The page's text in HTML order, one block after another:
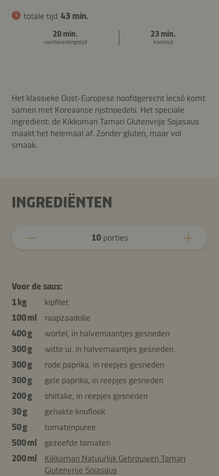
totale tijd 43 min.
20 min.
voorbereidingstijd
23 min.
kooktijd
Het klassieke Oost-Europese hoofdgerecht lecsó komt
samen met Koreaanse rijstnoedels. Het speciale
ingrediënt: de Kikkoman Tamari Glutenvrije Sojasaus
maakt het helemaal af. Zonder gluten, maar vol
smaak.
INGREDIËNTEN
10porties
Voor de saus:
1 kg
kipfilet
100 ml
raapzaadolie
400 g
wortel, in halvemaantjes gesneden
300 g
witte ui, in halvemaantjes gesneden
300 g
rode paprika, in reepjes gesneden
300 g
gele paprika, in reepjes gesneden
200 g
shiitake, in reepjes gesneden
30 g
gehakte knoflook
50 g
tomatenpuree
500 ml
gezeefde tomaten
200 ml
Kikkoman Natuurlijk Gebrouwen Tamari
Glutenvrije Sojasaus